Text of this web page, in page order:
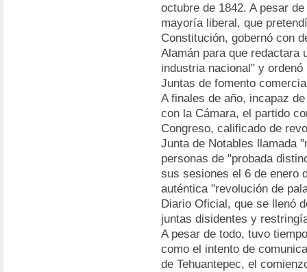
octubre de 1842. A pesar
mayoría liberal, que
Constitución, gobernó con
Alamán para que redactara
industria nacional" y
Juntas de fomento
A finales de año, incapaz
con la Cámara, el partido
Congreso, calificado de
Junta de Notables llamada
personas de "probada
sus sesiones el 6 de enero
auténtica "revolución de
Diario Oficial, que se llenó
juntas disidentes y
A pesar de todo, tuvo
como el intento de
de Tehuantepec, el